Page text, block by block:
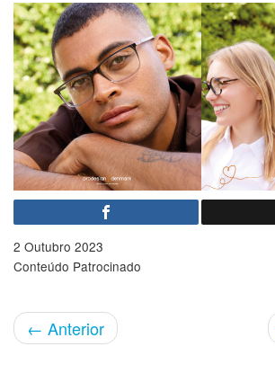
2 Outubro 2023
Conteúdo Patrocinado
← Anterior